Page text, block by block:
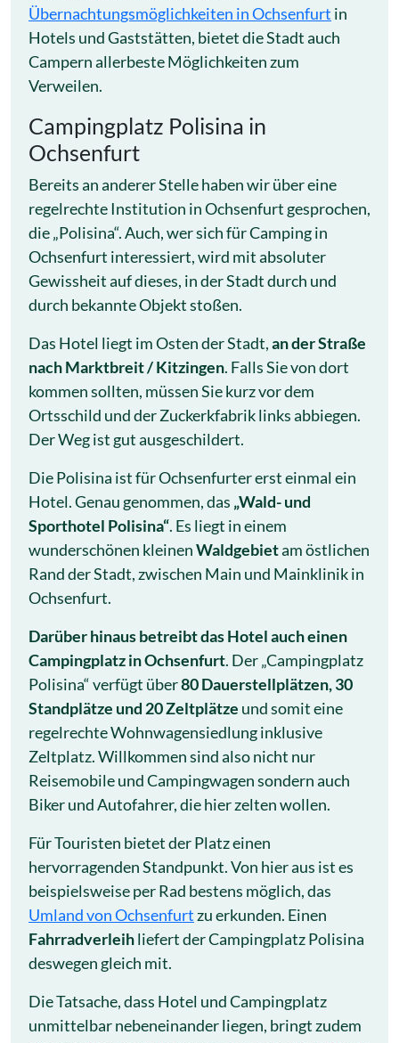
Übernachtungsmöglichkeiten in Ochsenfurt in
Hotels und Gaststätten, bietet die Stadt auch
Campern allerbeste Möglichkeiten zum
Verweilen.
Campingplatz Polisina in
Ochsenfurt
Bereits an anderer Stelle haben wir über eine
regelrechte Institution in Ochsenfurt gesprochen,
die „Polisina“. Auch, wer sich für Camping in
Ochsenfurt interessiert, wird mit absoluter
Gewissheit auf dieses, in der Stadt durch und
durch bekannte Objekt stoßen.
Das Hotel liegt im Osten der Stadt,an der Straße
nach Marktbreit / Kitzingen. Falls Sie von dort
kommen sollten, müssen Sie kurz vor dem
Ortsschild und der Zuckerkfabrik links abbiegen.
Der Weg ist gut ausgeschildert.
Die Polisina ist für Ochsenfurter erst einmal ein
Hotel. Genau genommen, das „Wald- und
Sporthotel Polisina“. Es liegt in einem
wunderschönen kleinenWaldgebietam östlichen
Rand der Stadt, zwischen Main und Mainklinik in
Ochsenfurt.
Darüber hinaus betreibt das Hotel auch einen
Campingplatz in Ochsenfurt. Der „Campingplatz
Polisina“ verfügt über80 Dauerstellplätzen, 30
Standplätze und 20 Zeltplätze und somit eine
regelrechte Wohnwagensiedlung inklusive
Zeltplatz. Willkommen sind also nicht nur
Reisemobile und Campingwagen sondern auch
Biker und Autofahrer, die hier zelten wollen.
Für Touristen bietet der Platz einen
hervorragenden Standpunkt. Von hier aus ist es
beispielsweise per Rad bestens möglich, das
Umland von Ochsenfurt zu erkunden. Einen
Fahrradverleihliefert der Campingplatz Polisina
deswegen gleich mit.
Die Tatsache, dass Hotel und Campingplatz
unmittelbar nebeneinander liegen, bringt zudem